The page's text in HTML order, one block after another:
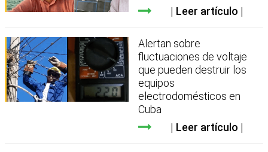
Leer artículo
Alertan sobre
fluctuaciones de voltaje
que pueden destruir los
equipos
electrodomésticos en
Cuba
Leer artículo